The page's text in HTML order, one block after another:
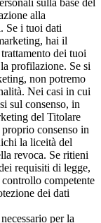
sulla base del
alla
Se i tuoi dati
hai il
dei tuoi
profilazione. Se si
non potremo
Nei casi in cui
sul consenso, in
del Titolare
consenso in
la liceità del
revoca. Se ritieni
requisiti di legge,
competente
dei dati
per la